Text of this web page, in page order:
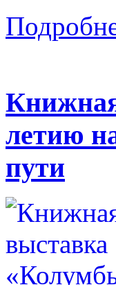
летию
пути